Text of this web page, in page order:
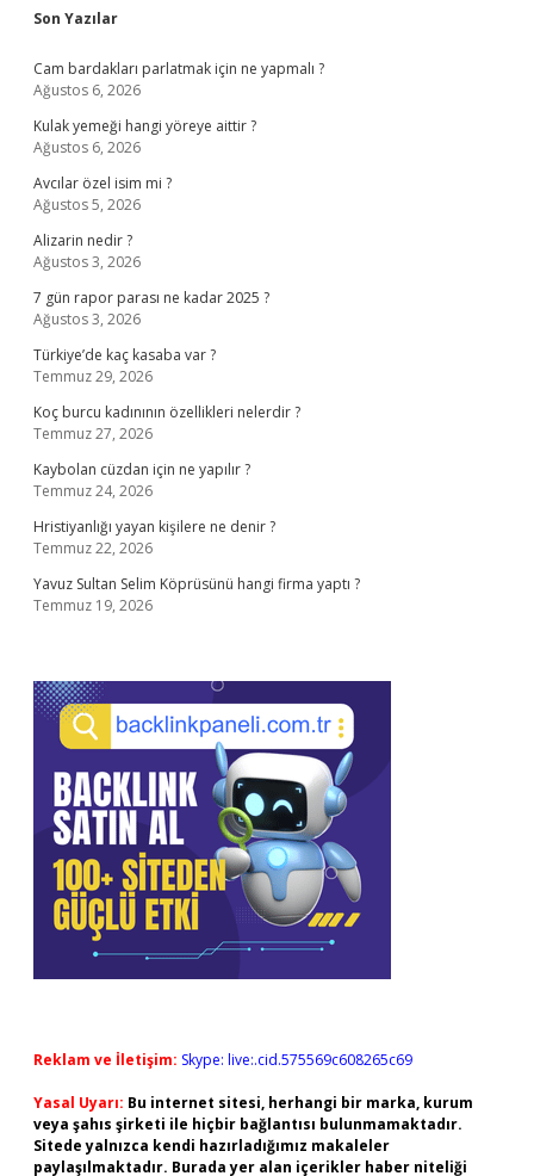
Sidebar
Son Yazılar
Cam bardakları parlatmak için ne yapmalı ?
Ağustos 6, 2026
Kulak yemeği hangi yöreye aittir ?
Ağustos 6, 2026
Avcılar özel isim mi ?
Ağustos 5, 2026
Alizarin nedir ?
Ağustos 3, 2026
7 gün rapor parası ne kadar 2025 ?
Ağustos 3, 2026
Türkiye’de kaç kasaba var ?
Temmuz 29, 2026
Koç burcu kadınının özellikleri nelerdir ?
Temmuz 27, 2026
Kaybolan cüzdan için ne yapılır ?
Temmuz 24, 2026
Hristiyanlığı yayan kişilere ne denir ?
Temmuz 22, 2026
Yavuz Sultan Selim Köprüsünü hangi firma yaptı ?
Temmuz 19, 2026
Reklam ve İletişim: Skype: live:.cid.575569c608265c69
Yasal Uyarı: Bu internet sitesi, herhangi bir marka, kurum
veya şahıs şirketi ile hiçbir bağlantısı bulunmamaktadır.
Sitede yalnızca kendi hazırladığımız makaleler
paylaşılmaktadır. Burada yer alan içerikler haber niteliği